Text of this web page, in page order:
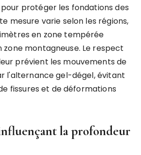
protéger les fondations des
mesure varie selon les régions,
en zone tempérée
zone montagneuse. Le respect
prévient les mouvements de
l'alternance gel-dégel, évitant
fissures et de déformations
la profondeur